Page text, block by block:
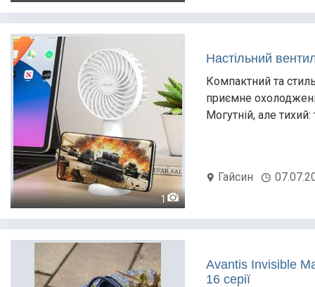
1
Настільний
Компактний та
приємне
Могутній, але
Гайсин
Avantis Invisible
16 серії